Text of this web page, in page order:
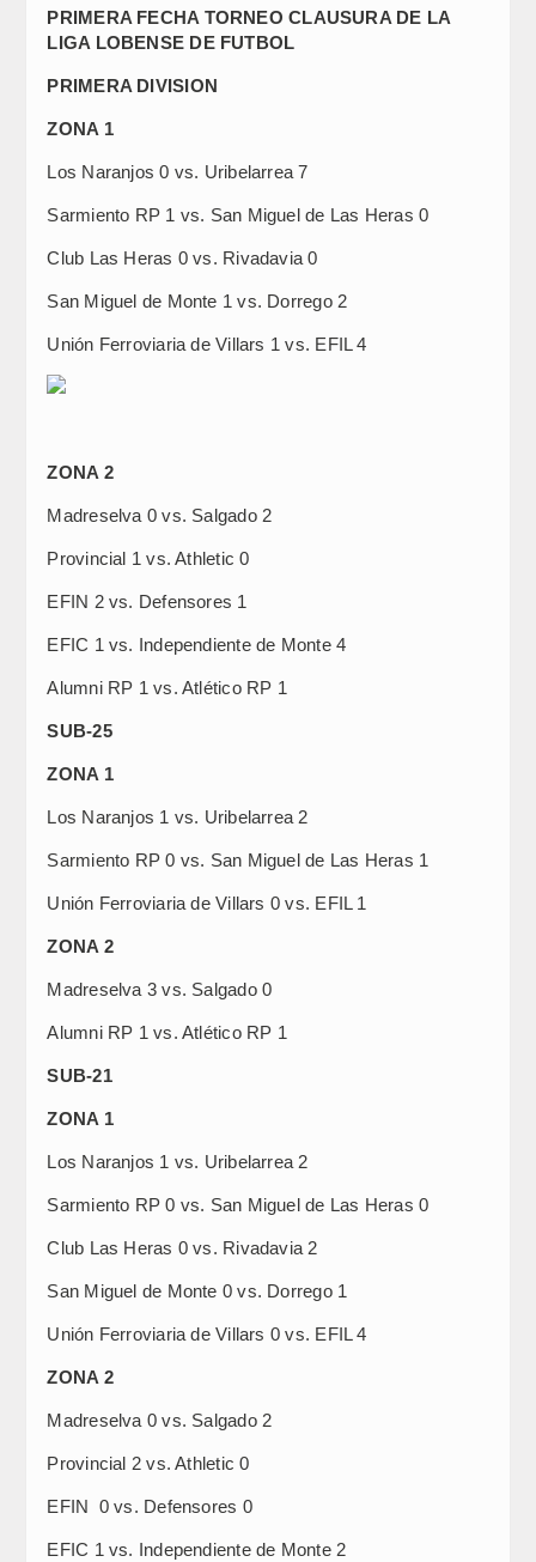
PRIMERA FECHA TORNEO CLAUSURA DE LA
LIGA LOBENSE DE FUTBOL
PRIMERA DIVISION
ZONA 1
Los Naranjos 0 vs. Uribelarrea 7
Sarmiento RP 1 vs. San Miguel de Las Heras 0
Club Las Heras 0 vs. Rivadavia 0
San Miguel de Monte 1 vs. Dorrego 2
Unión Ferroviaria de Villars 1 vs. EFIL 4
ZONA 2
Madreselva 0 vs. Salgado 2
Provincial 1 vs. Athletic 0
EFIN 2 vs. Defensores 1
EFIC 1 vs. Independiente de Monte 4
Alumni RP 1 vs. Atlético RP 1
SUB-25
ZONA 1
Los Naranjos 1 vs. Uribelarrea 2
Sarmiento RP 0 vs. San Miguel de Las Heras 1
Unión Ferroviaria de Villars 0 vs. EFIL 1
ZONA 2
Madreselva 3 vs. Salgado 0
Alumni RP 1 vs. Atlético RP 1
SUB-21
ZONA 1
Los Naranjos 1 vs. Uribelarrea 2
Sarmiento RP 0 vs. San Miguel de Las Heras 0
Club Las Heras 0 vs. Rivadavia 2
San Miguel de Monte 0 vs. Dorrego 1
Unión Ferroviaria de Villars 0 vs. EFIL 4
ZONA 2
Madreselva 0 vs. Salgado 2
Provincial 2 vs. Athletic 0
EFIN 0 vs. Defensores 0
EFIC 1 vs. Independiente de Monte 2